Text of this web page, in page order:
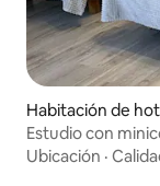
Habitación de
Estudio con
Ubicación ·